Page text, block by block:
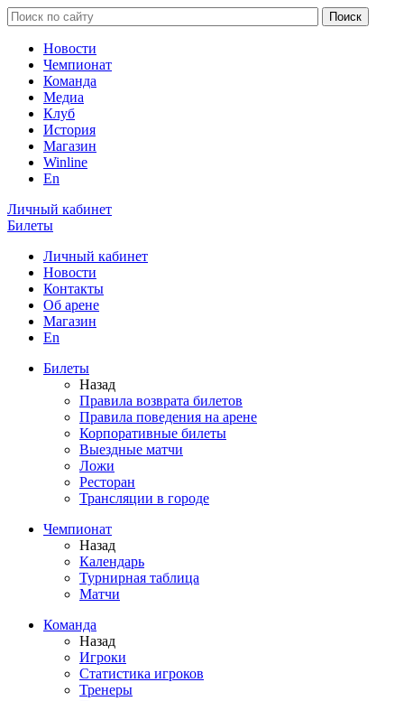
Новости
Чемпионат
Команда
Медиа
Клуб
История
Магазин
Winline
En
Личный кабинет
Билеты
Личный кабинет
Новости
Контакты
Об арене
Магазин
En
Билеты
Назад
Правила возврата билетов
Правила поведения на арене
Корпоративные билеты
Выездные матчи
Ложи
Ресторан
Трансляции в городе
Чемпионат
Назад
Календарь
Турнирная таблица
Матчи
Команда
Назад
Игроки
Статистика игроков
Тренеры